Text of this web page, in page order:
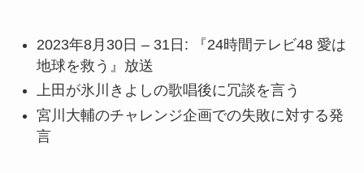
2023年8月30日 – 31日: 『24時間テレビ48 愛は
地球を救う』放送
上田が氷川きよしの歌唱後に冗談を言う
宮川大輔のチャレンジ企画での失敗に対する発
言